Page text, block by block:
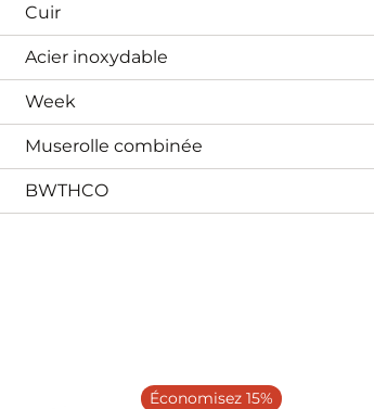
Cuir
Acier inoxydable
Week
Muserolle combinée
BWTHCO
Économisez 15%